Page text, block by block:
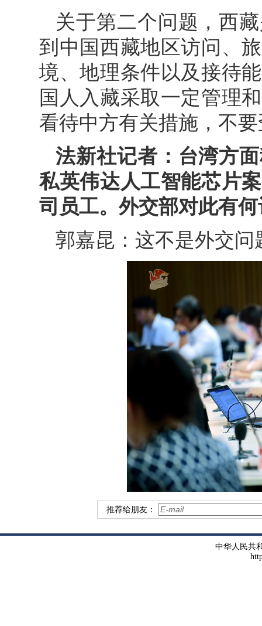
关于第二个问题，西
到中国西藏地区访问、
境、地理条件以及接待
国人入藏采取一定管理
看待中方有关措施，不
法新社记者：台湾方
私英伟达人工智能芯片
司员工。外交部对此有
郭嘉昆：这不是外交
推荐给朋友：
中华人民共